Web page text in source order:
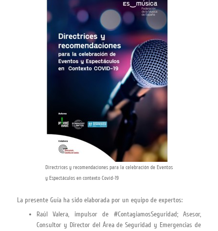
Directrices y recomendaciones para la celebración de Eventos
y Espectáculos en contexto Covid-19
La presente Guía ha sido elaborada por un equipo de expertos:
Raúl Valera, impulsor de #ContagiamosSeguridad; Asesor,
Consultor y Director del Área de Seguridad y Emergencias de